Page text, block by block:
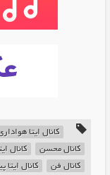
کانال ایتا
کانال محسن
کانال
کانال فن
کانال ایتا